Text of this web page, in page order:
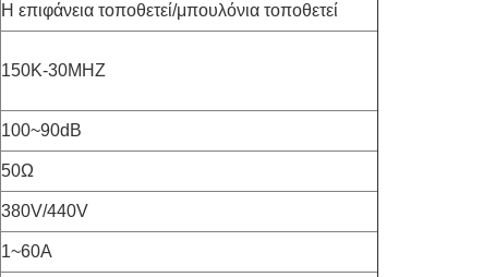
Η επιφάνεια τοποθετεί/μπουλόνια τοποθετεί
150K-30MHZ
100~90dB
50Ω
380V/440V
1~60A